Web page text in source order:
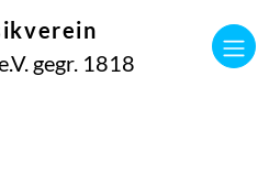
gegr. 1818